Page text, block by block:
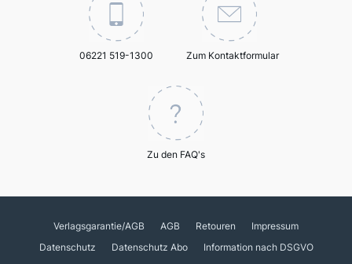
06221 519-1300 Zum Kontaktformular
Zu den FAQ's
Verlagsgarantie/AGB AGB Retouren
Impressum
Datenschutz
Datenschutz Abo
Information nach DSGVO